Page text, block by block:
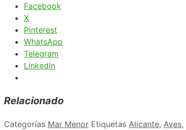
Facebook
X
Pinterest
WhatsApp
Telegram
LinkedIn
Relacionado
Categorías Mar Menor Etiquetas Alicante, Aves,